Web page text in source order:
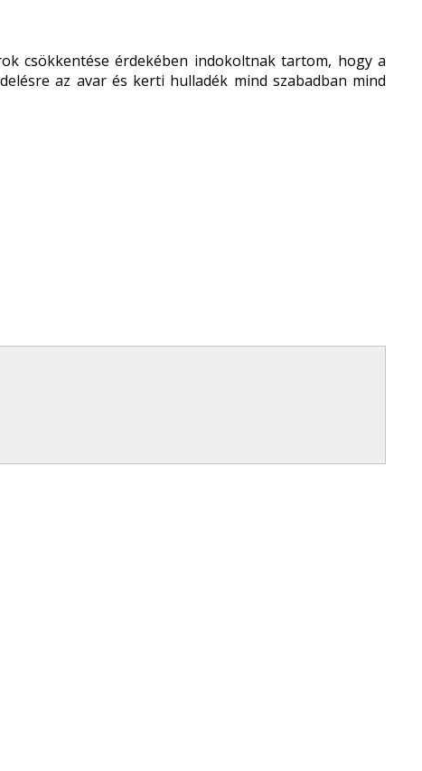
csökkentése érdekében indokoltnak tartom, hogy a
az avar és kerti hulladék mind szabadban mind